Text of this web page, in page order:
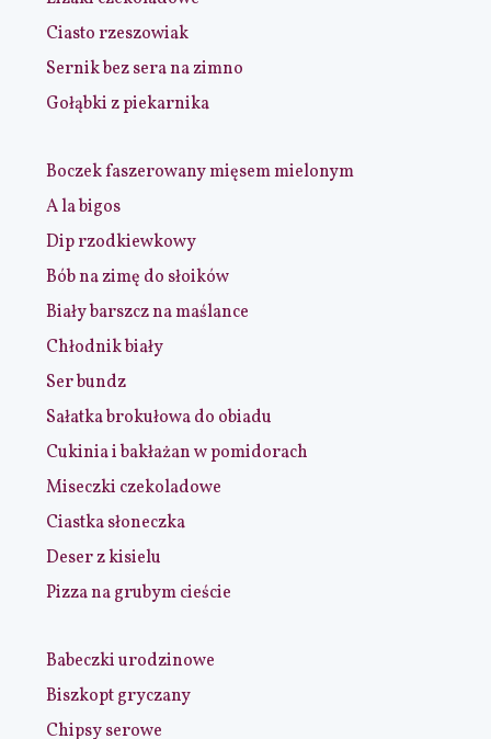
Ciasto rzeszowiak
Sernik bez sera na zimno
Gołąbki z piekarnika
Boczek faszerowany mięsem mielonym
A la bigos
Dip rzodkiewkowy
Bób na zimę do słoików
Biały barszcz na maślance
Chłodnik biały
Ser bundz
Sałatka brokułowa do obiadu
Cukinia i bakłażan w pomidorach
Miseczki czekoladowe
Ciastka słoneczka
Deser z kisielu
Pizza na grubym cieście
Babeczki urodzinowe
Biszkopt gryczany
Chipsy serowe